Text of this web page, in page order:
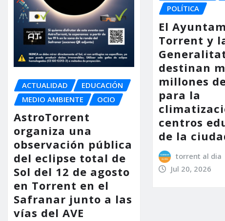
ACTUALIDAD
EDUCACIÓN
MEDIO AMBIENTE
OCIO
AstroTorrent
organiza una
observación pública
del eclipse total de
Sol del 12 de agosto
en Torrent en el
Safranar junto a las
vías del AVE
POLÍTICA
El
Torrent y
destinan
millones
para la
centros
de la
torrent al dia
Jul 20, 2026